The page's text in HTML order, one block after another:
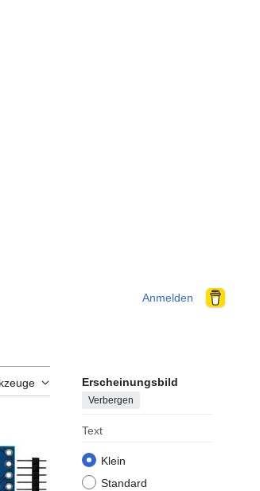
Anmelden
Erscheinungsbild
Verbergen
Text
Klein
Standard